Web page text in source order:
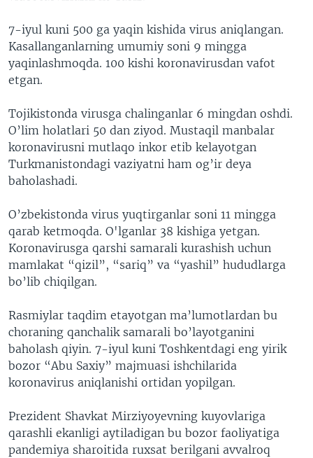
7-iyul kuni 500 ga yaqin kishida virus aniqlangan.
Kasallanganlarning umumiy soni 9 mingga
yaqinlashmoqda. 100 kishi koronavirusdan vafot
etgan.
Tojikistonda virusga chalinganlar 6 mingdan oshdi.
O’lim holatlari 50 dan ziyod. Mustaqil manbalar
koronavirusni mutlaqo inkor etib kelayotgan
Turkmanistondagi vaziyatni ham og’ir deya
baholashadi.
O’zbekistonda virus yuqtirganlar soni 11 mingga
qarab ketmoqda. O'lganlar 38 kishiga yetgan.
Koronavirusga qarshi samarali kurashish uchun
mamlakat “qizil”, “sariq” va “yashil” hududlarga
bo’lib chiqilgan.
Rasmiylar taqdim etayotgan ma’lumotlardan bu
choraning qanchalik samarali bo’layotganini
baholash qiyin. 7-iyul kuni Toshkentdagi eng yirik
bozor “Abu Saxiy” majmuasi ishchilarida
koronavirus aniqlanishi ortidan yopilgan.
Prezident Shavkat Mirziyoyevning kuyovlariga
qarashli ekanligi aytiladigan bu bozor faoliyatiga
pandemiya sharoitida ruxsat berilgani avvalroq